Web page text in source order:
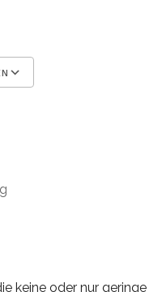
keine oder nur geringe